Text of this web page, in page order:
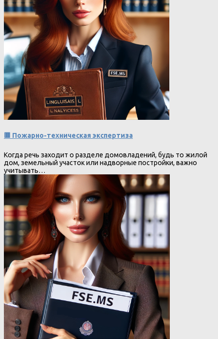
🟥 Пожарно-техническая экспертиза
Когда речь заходит о разделе домовладений, будь то жилой
дом, земельный участок или надворные постройки, важно
учитывать…